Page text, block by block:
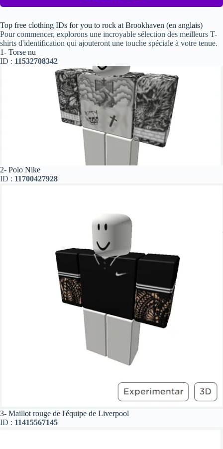
Top free clothing IDs for you to rock at Brookhaven (en anglais)
Pour commencer, explorons une incroyable sélection des meilleurs T-
shirts d'identification qui ajouteront une touche spéciale à votre tenue.
1- Torse nu
ID : 11532708342
2- Polo Nike
ID : 11700427928
3- Maillot rouge de l'équipe de Liverpool
ID : 11415567145